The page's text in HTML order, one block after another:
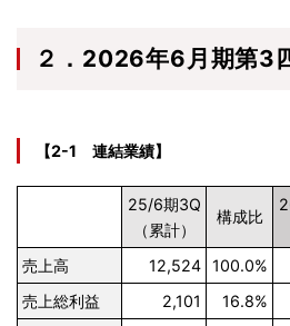
２．2026年6月期第3
【2-1 連結業績】
25/6期3Q
（累計）
構成比
売上高 12,524 100.0%
売上総利益
2,101 16.8%